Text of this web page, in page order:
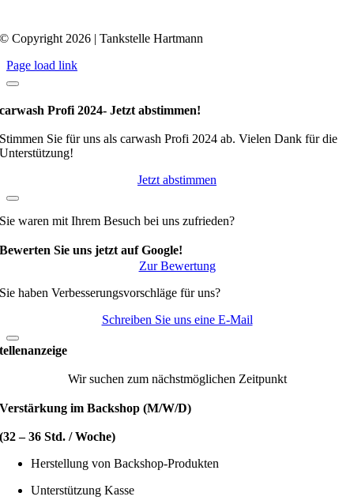
© Copyright 2026 | Tankstelle Hartmann
Page load link
carwash Profi 2024- Jetzt abstimmen!
Stimmen Sie für uns als carwash Profi 2024 ab. Vielen Dank für die
Unterstützung!
Jetzt abstimmen
Sie waren mit Ihrem Besuch bei uns zufrieden?
Bewerten Sie uns jetzt auf Google!
Zur Bewertung
Sie haben Verbesserungsvorschläge für uns?
Schreiben Sie uns eine E-Mail
Wir suchen zum nächstmöglichen Zeitpunkt
Verstärkung im Backshop (M/W/D)
(32 – 36 Std. / Woche)
Herstellung von Backshop-Produkten
Unterstützung Kasse